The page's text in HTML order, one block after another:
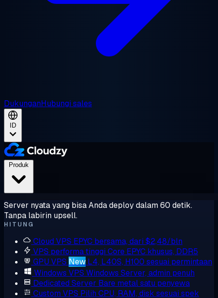
DukunganHubungi sales
ID
Server nyata yang bisa Anda deploy dalam 60 detik.
Tanpa labirin upsell.
HITUNG
Cloud VPS EPYC bersama, dari $2,48/bln
VPS performa tinggi Core EPYC khusus, DDR5
GPU VPS New L4, L40S, H100 sesuai permintaan
Windows VPS Windows Server, admin penuh
Dedicated Server Bare metal satu penyewa
Custom VPS Pilih CPU, RAM, disk sesuai spek